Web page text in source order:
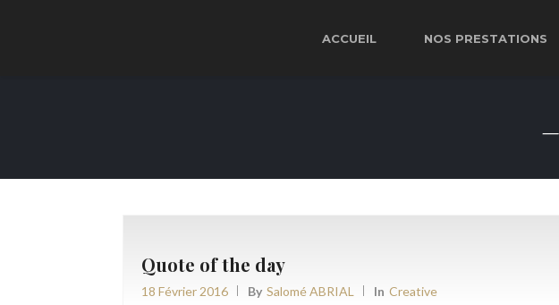
ACCUEIL NOS PRESTATIONS
Quote of the day
18 Février 2016 By Salomé ABRIAL In Creative